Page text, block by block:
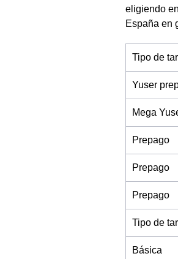
eligiendo
España en
Tipo de
Yuser
Mega
Prepago
Prepago
Prepago
Tipo de
Básica